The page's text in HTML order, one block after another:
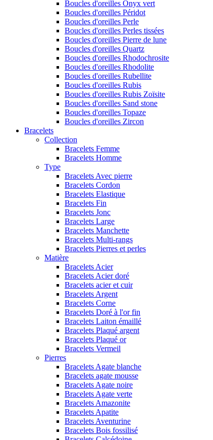
Boucles d'oreilles Onyx vert
Boucles d'oreilles Péridot
Boucles d'oreilles Perle
Boucles d'oreilles Perles tissées
Boucles d'oreilles Pierre de lune
Boucles d'oreilles Quartz
Boucles d'oreilles Rhodochrosite
Boucles d'oreilles Rhodolite
Boucles d'oreilles Rubellite
Boucles d'oreilles Rubis
Boucles d'oreilles Rubis Zoïsite
Boucles d'oreilles Sand stone
Boucles d'oreilles Topaze
Boucles d'oreilles Zircon
Bracelets
Collection
Bracelets Femme
Bracelets Homme
Type
Bracelets Avec pierre
Bracelets Cordon
Bracelets Elastique
Bracelets Fin
Bracelets Jonc
Bracelets Large
Bracelets Manchette
Bracelets Multi-rangs
Bracelets Pierres et perles
Matière
Bracelets Acier
Bracelets Acier doré
Bracelets acier et cuir
Bracelets Argent
Bracelets Corne
Bracelets Doré à l'or fin
Bracelets Laiton émaillé
Bracelets Plaqué argent
Bracelets Plaqué or
Bracelets Vermeil
Pierres
Bracelets Agate blanche
Bracelets agate mousse
Bracelets Agate noire
Bracelets Agate verte
Bracelets Amazonite
Bracelets Apatite
Bracelets Aventurine
Bracelets Bois fossilisé